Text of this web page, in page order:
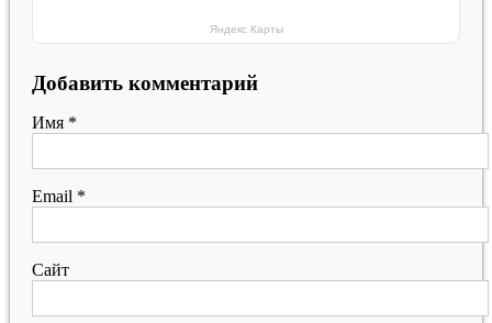
Яндекс Карты
Добавить комментарий
Имя *
Email *
Сайт